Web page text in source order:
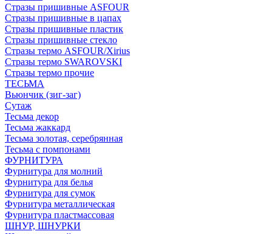
Стразы пришивные ASFOUR
Стразы пришивные в цапах
Стразы пришивные пластик
Стразы пришивные стекло
Стразы термо ASFOUR/Xirius
Стразы термо SWAROVSKI
Стразы термо прочие
ТЕСЬМА
Вьюнчик (зиг-заг)
Сутаж
Тесьма декор
Тесьма жаккард
Тесьма золотая, серебрянная
Тесьма с помпонами
ФУРНИТУРА
Фурнитура для молний
Фурнитура для белья
Фурнитура для сумок
Фурнитура металлическая
Фурнитура пластмассовая
ШНУР, ШНУРКИ